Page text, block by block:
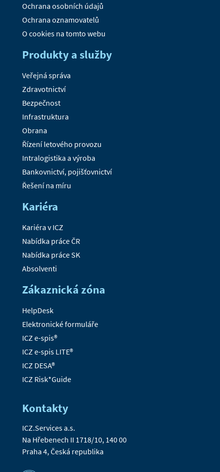
Ochrana osobních údajů
Ochrana oznamovatelů
O cookies na tomto webu
Produkty a služby
Veřejná správa
Zdravotnictví
Bezpečnost
Infrastruktura
Obrana
Řízení letového provozu
Intralogistika a výroba
Bankovnictví, pojišťovnictví
Řešení na míru
Kariéra
Kariéra v ICZ
Nabídka práce ČR
Nabídka práce SK
Absolventi
Zákaznická zóna
HelpDesk
Elektronické formuláře
ICZ e-spis®
ICZ e-spis LITE®
ICZ DESA®
ICZ Risk*Guide
Kontakty
ICZ.Services a.s.
Na Hřebenech II 1718/10, 140 00
Praha 4, Česká republika